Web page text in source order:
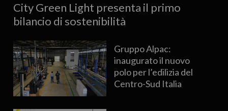
City Green Light presenta il primo
bilancio di sostenibilità
Gruppo Alpac:
inaugurato il nuovo
polo per l’edilizia del
Centro-Sud Italia